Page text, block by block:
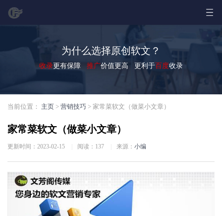
为什么选择原创软文？
收录更有保障 推广价值更高 更利于百度收录
当前位置： 主页 > 营销技巧 > 家常菜软文（做菜小文章）
家常菜软文（做菜小文章）
更新时间：2023-02-15 阅读： 137 来源： 小编